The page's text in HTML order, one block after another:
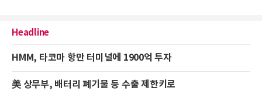
Headline
HMM, 타코마 항만 터미널에 1900억 투자
美 상무부, 배터리 폐기물 등 수출 제한키로